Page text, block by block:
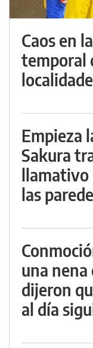
Caos en
temporal
Empieza
Sakura
llamativo
las
una nena
dijeron
al día